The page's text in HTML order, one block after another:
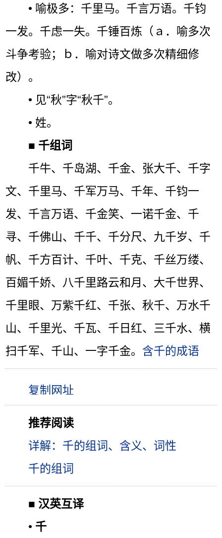
• 喻极多：千里马。千言万语。千钧
一发。千虑一失。千锤百炼（ａ．喻多次
斗争考验；ｂ．喻对诗文做多次精细修
改）。
• 见“秋”字“秋千”。
• 姓。
■ 千组词
千牛、千岛湖、千金、张大千、千字
文、千里马、千军万马、千年、千钧一
发、千言万语、千金笑、一诺千金、千
寻、千佛山、千千、千分尺、九千岁、千
帆、千方百计、千叶、千克、千丝万缕、
百媚千娇、八千里路云和月、大千世界、
千里眼、万紫千红、千张、秋千、万水千
山、千里光、千瓦、千日红、三千水、横
扫千军、千山、一字千金。 含千的成语
推荐阅读
详解：千的组词、含义、词性
千的组词
■ 汉英互译
• 千